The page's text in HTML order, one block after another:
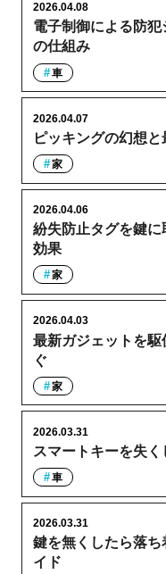
電子制御による防
の仕組み
2026.04.08
車
ピッキングの幻想
2026.04.07
家
紛失防止タグを鍵
効果
2026.04.06
家
最新ガジェットを
ぐ
2026.04.03
家
スマートキーを失
2026.03.31
車
鍵を無くしたら落
イド
2026.03.31